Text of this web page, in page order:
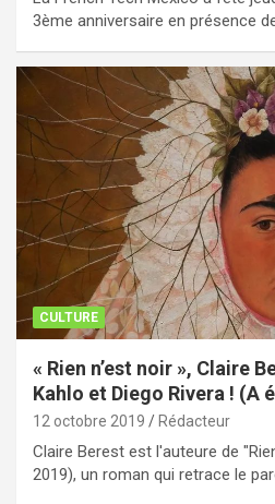
3ème anniversaire en présence
CULTURE
« Rien n’est noir », Claire
Kahlo et Diego Rivera ! (A
12 octobre 2019 Rédacteur
Claire Berest est l'auteure de
2019), un roman qui retrace le